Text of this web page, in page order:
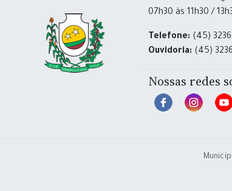
07h30 às 11h30 /
Telefone: (45)
Ouvidoria: (45)
Nossas redes